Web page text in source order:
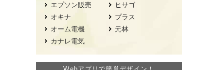
エプソン販売
オキナ
オーム電機
カナレ電気
ヒサゴ
プラス
元林